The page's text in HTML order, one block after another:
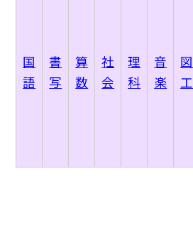
国
語
書
写
算
数
社
会
理
科
音
楽
図
工